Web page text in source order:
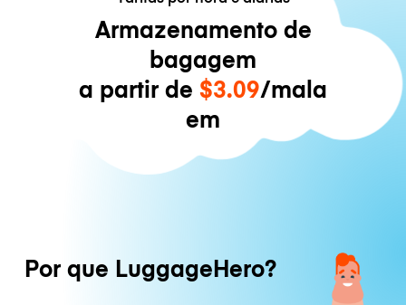
Armazenamento de
bagagem
a partir de $3.09/mala
em
Por que LuggageHero?